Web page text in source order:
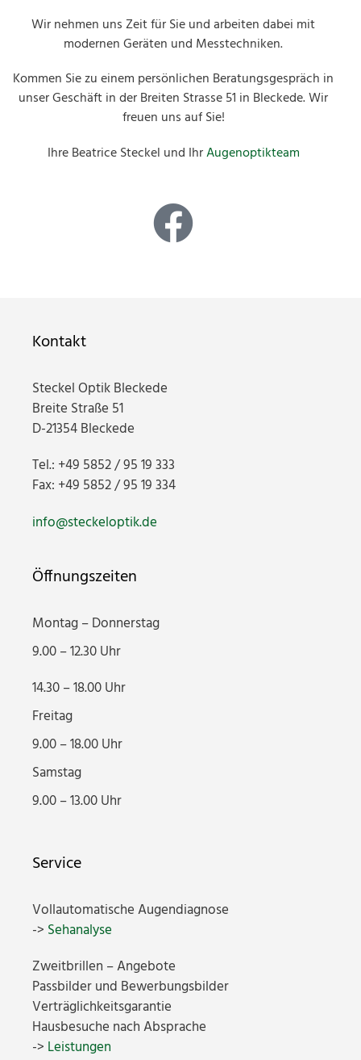
Wir nehmen uns Zeit für Sie und arbeiten dabei mit
modernen Geräten und Messtechniken.
Kommen Sie zu einem persönlichen Beratungsgespräch in
unser Geschäft in der Breiten Strasse 51 in Bleckede. Wir
freuen uns auf Sie!
Ihre Beatrice Steckel und IhrAugenoptikteam
Kontakt
Steckel Optik Bleckede
Breite Straße 51
D-21354 Bleckede
Tel.: +49 5852 / 95 19 333
Fax: +49 5852 / 95 19 334
info@steckeloptik.de
Öffnungszeiten
Montag – Donnerstag
9.00 – 12.30 Uhr
14.30 – 18.00 Uhr
Freitag
9.00 – 18.00 Uhr
Samstag
9.00 – 13.00 Uhr
Service
Vollautomatische Augendiagnose
-> Sehanalyse
Zweitbrillen – Angebote
Passbilder und Bewerbungsbilder
Verträglichkeitsgarantie
Hausbesuche nach Absprache
-> Leistungen